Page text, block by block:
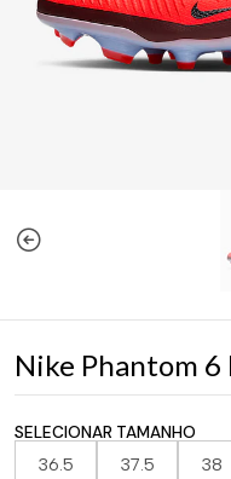
Nike Phantom 6
SELECIONAR TAMANHO
36.5 37.5 38